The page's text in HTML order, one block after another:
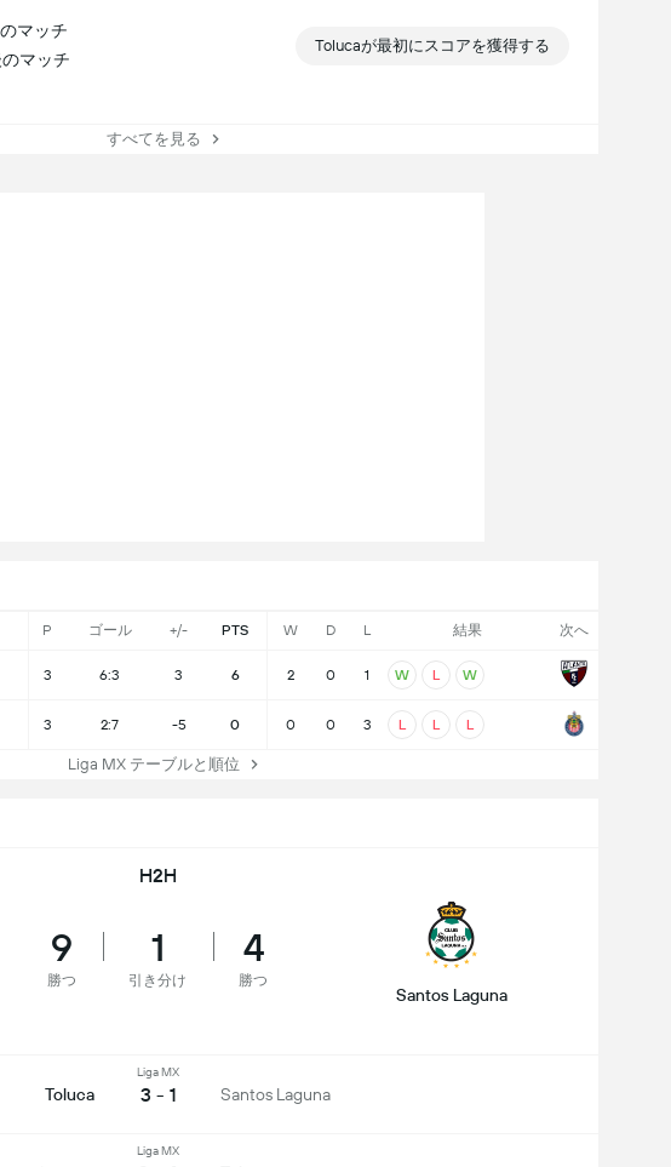
マッチ
マッチ
Tolucaが最初にスコアを獲得する
すべてを見る
P ゴール +/- PTS W D L 結果 次へ
3 6:3 3 6 2 0 1 W L W
3 2:7 -5 0 0 0 3 L L L
Liga MX テーブルと順位
H2H
9
勝つ
1
引き分け
4
勝つ
Santos Laguna
Toluca
Liga MX
3 - 1 Santos Laguna
Liga MX